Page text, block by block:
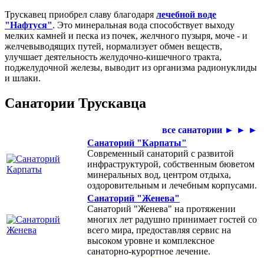
Трускавец приобрел славу благодаря лечебной воде
"Нафтуся". Это минеральная вода способствует выходу
мелких камней и песка из почек, желчного пузыря, моче - и
желчевыводящих путей, нормализует обмен веществ,
улучшает деятельность желудочно-кишечного тракта,
поджелудочной железы, выводит из организма радионуклиды
и шлаки.
Санатории Трускавца
все санатории ► ► ►
Санаторий "Карпаты"
Современный санаторий с развитой
инфраструктурой, собственным бюветом
минеральных вод, центром отдыха,
оздоровительным и лечебным корпусами.
Санаторий "Женева"
Санаторий "Женева" на протяжении
многих лет радушно принимает гостей со
всего мира, предоставляя сервис на
высоком уровне и комплексное
санаторно-курортное лечение.